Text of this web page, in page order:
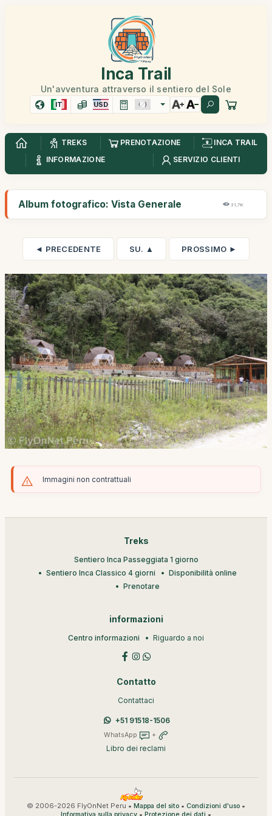
Inca Trail
Un'avventura attraverso il sentiero del Sole
IT USD
TREKS PRENOTAZIONE
INCA TRAIL
INFORMAZIONE
SERVIZIO CLIENTI
Album fotografico: Vista Generale 31,7K
◄ PRECEDENTE SU. ▲ PROSSIMO ►
Immagini non contrattuali
Treks
Sentiero Inca Passeggiata 1 giorno
Sentiero Inca Classico 4 giorni
Disponibilità online
Prenotare
informazioni
Centro informazioni Riguardo a noi
Contatto
Contattaci
+51 91518-1506
WhatsApp +
Libro dei reclami
© 2006-2026 FlyOnNet Peru • Mappa del sito • Condizioni d'uso •
• •